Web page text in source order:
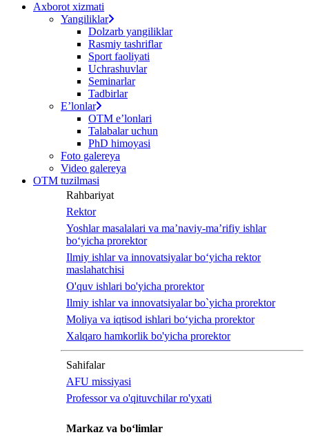
Axborot xizmati
Yangiliklar
Dolzarb yangiliklar
Rasmiy tashriflar
Sport faoliyati
Uchrashuvlar
Seminarlar
Tadbirlar
Eʼlonlar
OTM eʼlonlari
Talabalar uchun
PhD himoyasi
Foto galereya
Video galereya
OTM tuzilmasi
Rahbariyat
Rektor
Yoshlar masalalari va ma’naviy-ma’rifiy ishlar
bo‘yicha prorektor
Ilmiy ishlar va innovatsiyalar bo‘yicha rektor
maslahatchisi
O'quv ishlari bo'yicha prorektor
Ilmiy ishlar va innovatsiyalar bo`yicha prorektor
Moliya va iqtisod ishlari bo‘yicha prorektor
Xalqaro hamkorlik bo'yicha prorektor
Sahifalar
AFU missiyasi
Professor va o'qituvchilar ro'yxati
Markaz va bo‘limlar